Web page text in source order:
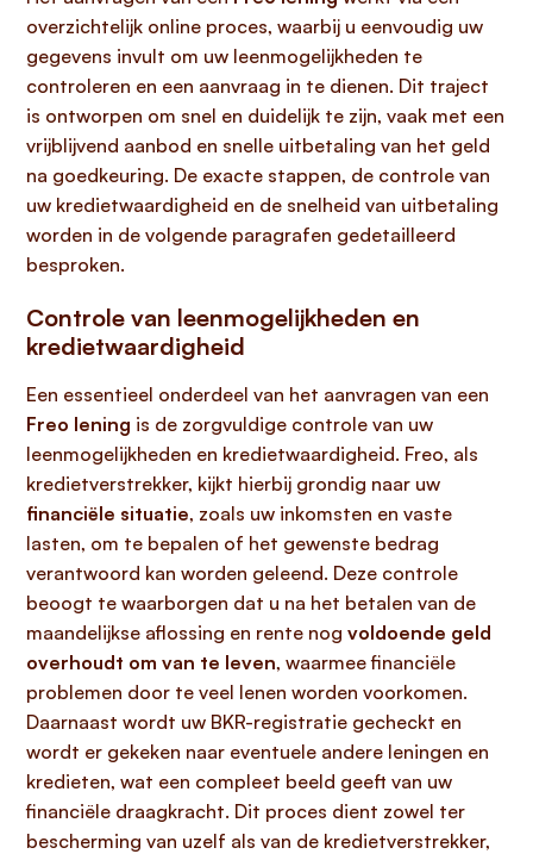
overzichtelijk online proces, waarbij u eenvoudig uw
gegevens invult om uw leenmogelijkheden te
controleren en een aanvraag in te dienen. Dit traject
is ontworpen om snel en duidelijk te zijn, vaak met een
vrijblijvend aanbod en snelle uitbetaling van het geld
na goedkeuring. De exacte stappen, de controle van
uw kredietwaardigheid en de snelheid van uitbetaling
worden in de volgende paragrafen gedetailleerd
besproken.
Controle van leenmogelijkheden en
kredietwaardigheid
Een essentieel onderdeel van het aanvragen van een
Freo lening is de zorgvuldige controle van uw
leenmogelijkheden en kredietwaardigheid. Freo, als
kredietverstrekker, kijkt hierbij grondig naar uw
financiële situatie, zoals uw inkomsten en vaste
lasten, om te bepalen of het gewenste bedrag
verantwoord kan worden geleend. Deze controle
beoogt te waarborgen dat u na het betalen van de
maandelijkse aflossing en rente nog voldoende geld
overhoudt om van te leven, waarmee financiële
problemen door te veel lenen worden voorkomen.
Daarnaast wordt uw BKR-registratie gecheckt en
wordt er gekeken naar eventuele andere leningen en
kredieten, wat een compleet beeld geeft van uw
financiële draagkracht. Dit proces dient zowel ter
bescherming van uzelf als van de kredietverstrekker,